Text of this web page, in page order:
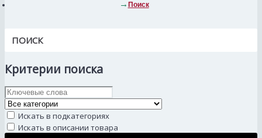
Поиск
ПОИСК
Критерии поиска
Искать в подкатегориях
Искать в описании товара